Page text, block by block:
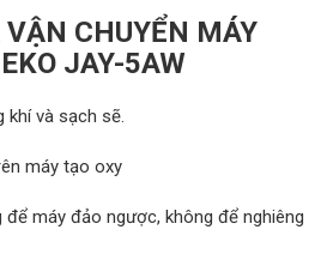
VẬN CHUYỂN MÁY
JAY-5AW
khí và sạch sẽ.
máy tạo oxy
để máy đảo ngược, không để nghiêng